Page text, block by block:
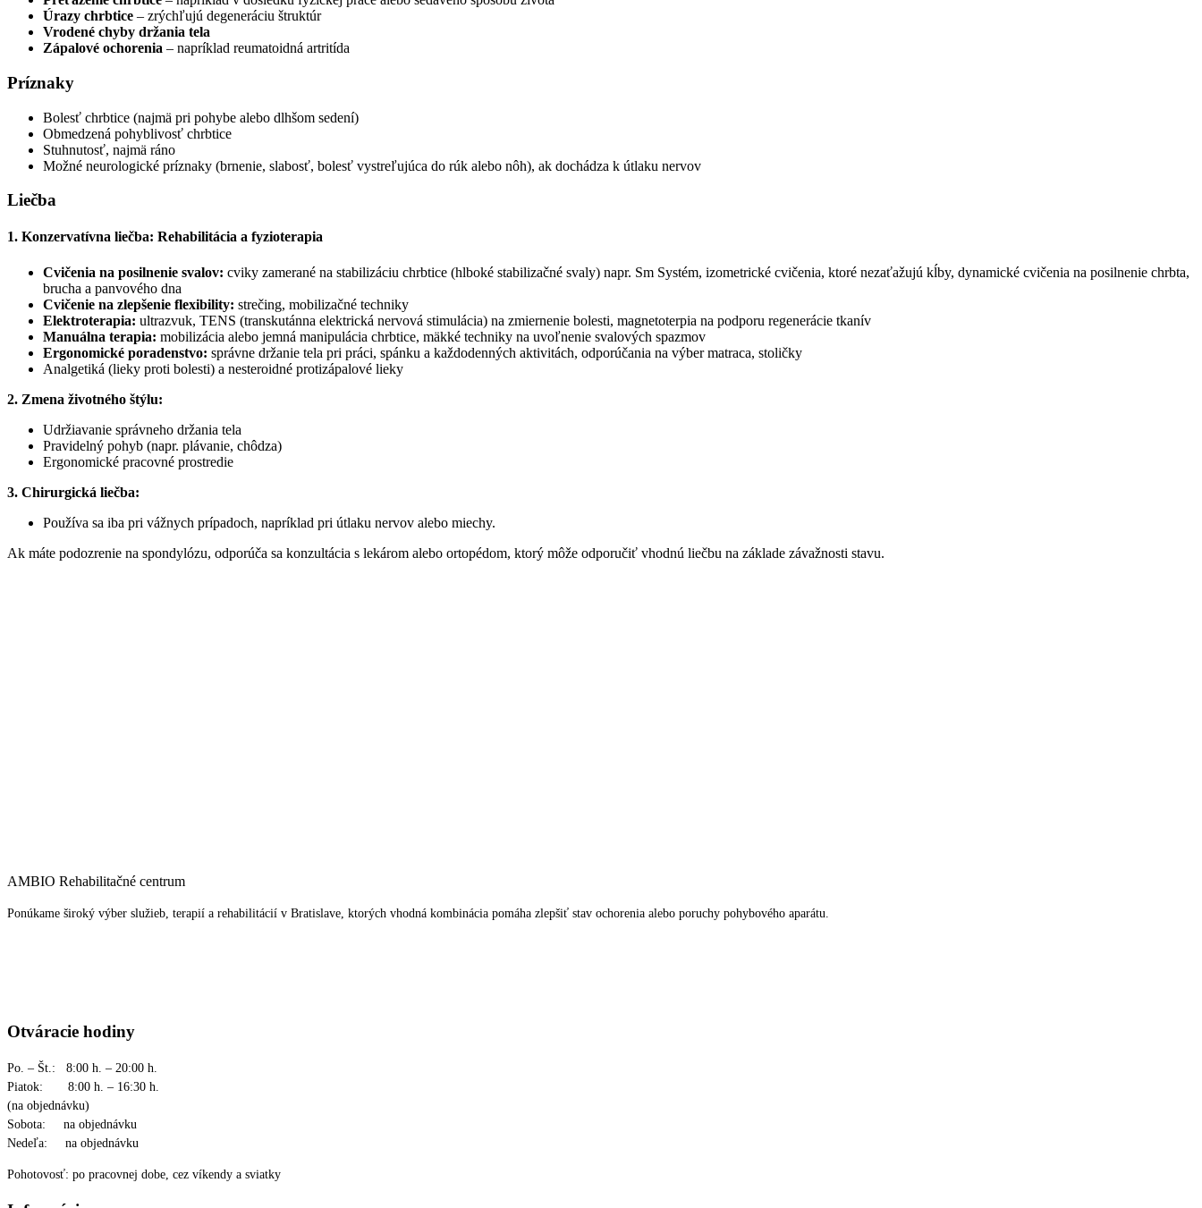
Úrazy chrbtice – zrýchľujú degeneráciu štruktúr
Vrodené chyby držania tela
Zápalové ochorenia – napríklad reumatoidná artritída
Príznaky
Bolesť chrbtice (najmä pri pohybe alebo dlhšom sedení)
Obmedzená pohyblivosť chrbtice
Stuhnutosť, najmä ráno
Možné neurologické príznaky (brnenie, slabosť, bolesť vystreľujúca do rúk alebo nôh), ak dochádza k útlaku nervov
Liečba
1. Konzervatívna liečba: Rehabilitácia a fyzioterapia
Cvičenia na posilnenie svalov: cviky zamerané na stabilizáciu chrbtice (hlboké stabilizačné svaly) napr. Sm Systém, izometrické cvičenia, ktoré nezaťažujú kĺby, dynamické cvičenia na posilnenie chrbta,
brucha a panvového dna
Cvičenie na zlepšenie flexibility: strečing, mobilizačné techniky
Elektroterapia: ultrazvuk, TENS (transkutánna elektrická nervová stimulácia) na zmiernenie bolesti, magnetoterpia na podporu regenerácie tkanív
Manuálna terapia: mobilizácia alebo jemná manipulácia chrbtice, mäkké techniky na uvoľnenie svalových spazmov
Ergonomické poradenstvo: správne držanie tela pri práci, spánku a každodenných aktivitách, odporúčania na výber matraca, stoličky
Analgetiká (lieky proti bolesti) a nesteroidné protizápalové lieky
2. Zmena životného štýlu:
Udržiavanie správneho držania tela
Pravidelný pohyb (napr. plávanie, chôdza)
Ergonomické pracovné prostredie
3. Chirurgická liečba:
Používa sa iba pri vážnych prípadoch, napríklad pri útlaku nervov alebo miechy.
Ak máte podozrenie na spondylózu, odporúča sa konzultácia s lekárom alebo ortopédom, ktorý môže odporučiť vhodnú liečbu na základe závažnosti stavu.
AMBIO Rehabilitačné centrum
Ponúkame široký výber služieb, terapií a rehabilitácií v Bratislave, ktorých vhodná kombinácia pomáha zlepšiť stav ochorenia alebo poruchy pohybového aparátu.
Otváracie hodiny
Po. – Št.: 8:00 h. – 20:00 h.
Piatok: 8:00 h. – 16:30 h.
(na objednávku)
Sobota: na objednávku
Nedeľa: na objednávku
Pohotovosť: po pracovnej dobe, cez víkendy a sviatky